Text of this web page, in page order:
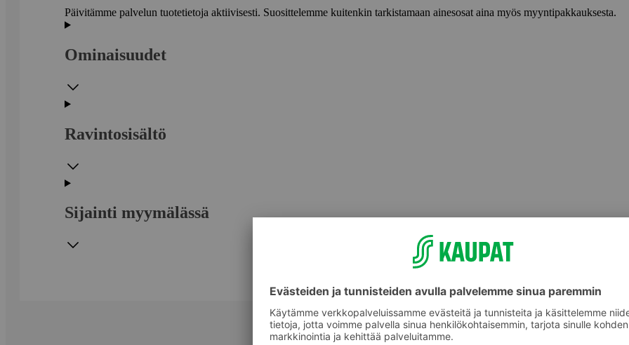
Päivitämme palvelun tuotetietoja aktiivisesti. Suosittelemme kuitenkin tarkistamaan ainesosat aina myös myyntipakkauksesta.
Ominaisuudet
Ravintosisältö
Sijainti myymälässä